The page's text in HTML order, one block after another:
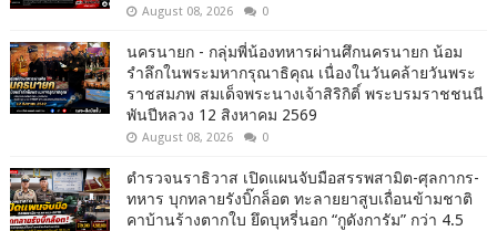
August 08, 2026 0
นครนายก - กลุ่มพี่น้องทหารผ่านศึกนครนายก น้อม
รำลึกในพระมหากรุณาธิคุณ เนื่องในวันคล้ายวันพระ
ราชสมภพ สมเด็จพระนางเจ้าสิริกิติ์ พระบรมราชชนนี
พันปีหลวง 12 สิงหาคม 2569
August 08, 2026 0
ตำรวจนราธิวาส เปิดแผนจับมือสรรพสามิต-ศุลกากร-
ทหาร บุกทลายรังบิ๊กล็อต ทะลายยาสูบเถื่อนข้ามชาติ
คาบ้านร้างตากใบ ยึดบุหรี่นอก “กูดังการัม” กว่า 4.5